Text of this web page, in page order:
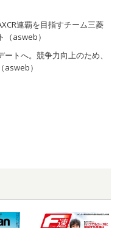
連覇を目指すチーム三菱
（asweb）
トへ。競争力向上のため、
asweb）